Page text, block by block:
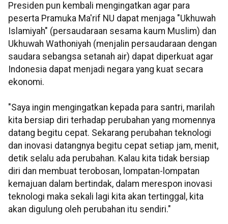
Presiden pun kembali mengingatkan agar para
peserta Pramuka Ma'rif NU dapat menjaga "Ukhuwah
Islamiyah" (persaudaraan sesama kaum Muslim) dan
Ukhuwah Wathoniyah (menjalin persaudaraan dengan
saudara sebangsa setanah air) dapat diperkuat agar
Indonesia dapat menjadi negara yang kuat secara
ekonomi.
"Saya ingin mengingatkan kepada para santri, marilah
kita bersiap diri terhadap perubahan yang momennya
datang begitu cepat. Sekarang perubahan teknologi
dan inovasi datangnya begitu cepat setiap jam, menit,
detik selalu ada perubahan. Kalau kita tidak bersiap
diri dan membuat terobosan, lompatan-lompatan
kemajuan dalam bertindak, dalam merespon inovasi
teknologi maka sekali lagi kita akan tertinggal, kita
akan digulung oleh perubahan itu sendiri."